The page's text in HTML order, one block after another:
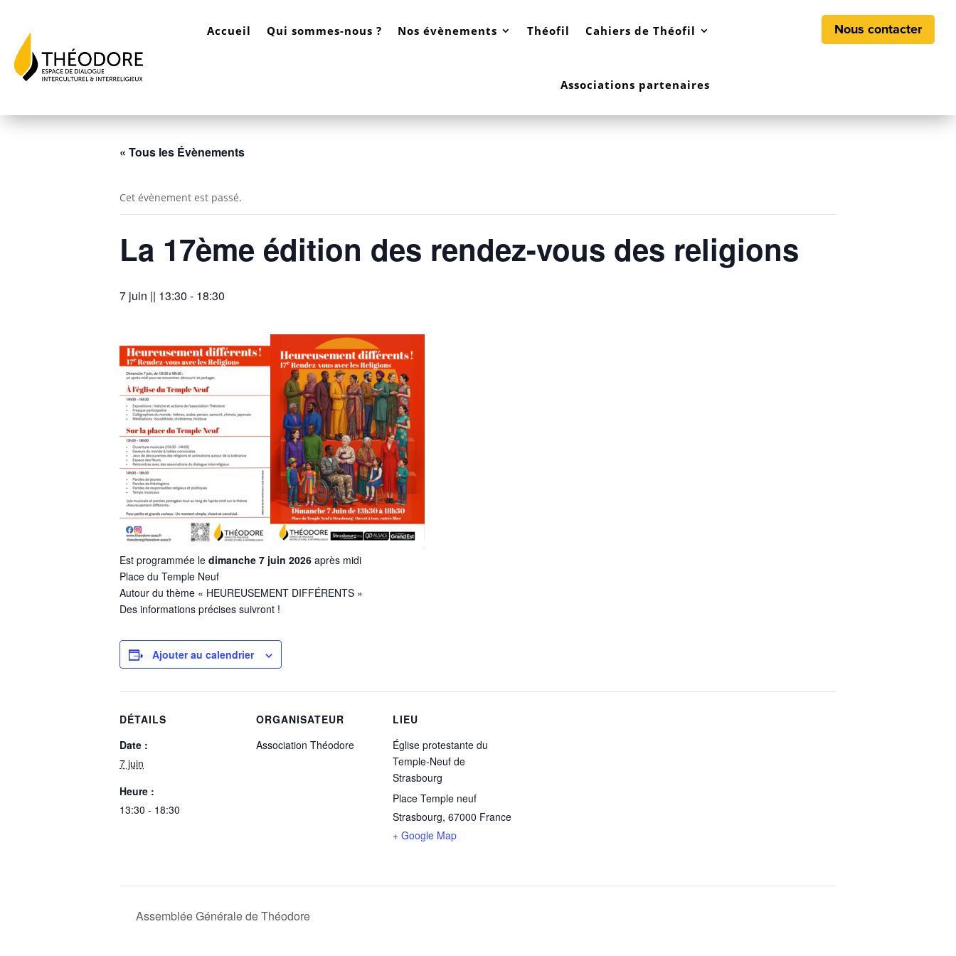
Accueil Qui sommes-nous ? Nos évènements Théofil Cahiers de Théofil
Associations partenaires
Nous contacter
« Tous les Évènements
Cet évènement est passé.
La 17ème édition des rendez-vous des religions
7 juin || 13:30 - 18:30
Est programmée le dimanche 7 juin 2026 après midi
Place du Temple Neuf
Autour du thème « HEUREUSEMENT DIFFÉRENTS »
Des informations précises suivront !
Ajouter au calendrier
DÉTAILS
Date :
7 juin
Heure :
13:30 - 18:30
ORGANISATEUR
Association Théodore
LIEU
Église protestante du
Temple-Neuf de
Strasbourg
Place Temple neuf
Strasbourg, 67000 France
+ Google Map
Assemblée Générale de Théodore